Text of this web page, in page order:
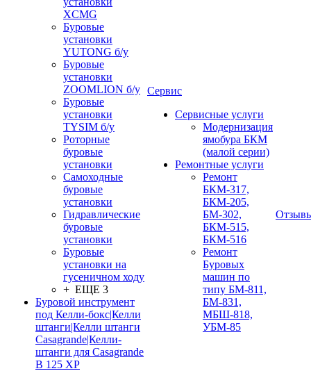
XCMG
Буровые
установки
YUTONG б/у
Буровые
установки
ZOOMLION б/у
Буровые
установки
TYSIM б/у
Роторные
буровые
установки
Самоходные
буровые
установки
Гидравлические
буровые
установки
Буровые
установки на
гусеничном ходу
+ ЕЩЕ 3
Буровой инструмент
под Келли-бокс|Келли
штанги|Келли штанги
Casagrande|Келли-
штанги для Casagrande
B 125 XP
Сервис
Сервисные услуги
Модернизация
ямобура БКМ
(малой серии)
Ремонтные услуги
Ремонт
БКМ-317,
БКМ-205,
БМ-302,
БКМ-515,
БКМ-516
Ремонт
Буровых
машин по
типу БМ-811,
БМ-831,
МБШ-818,
УБМ-85